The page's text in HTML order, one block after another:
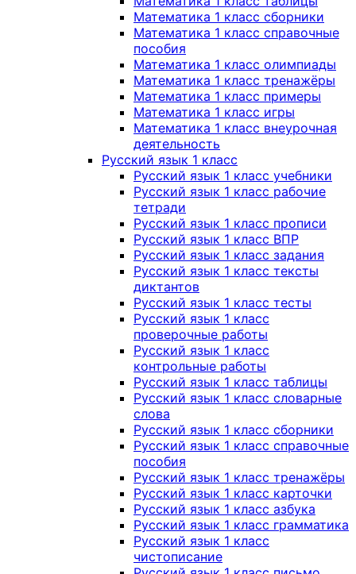
Математика 1 класс сборники
Математика 1 класс справочные
пособия
Математика 1 класс олимпиады
Математика 1 класс тренажёры
Математика 1 класс примеры
Математика 1 класс игры
Математика 1 класс внеурочная
деятельность
Русский язык 1 класс
Русский язык 1 класс учебники
Русский язык 1 класс рабочие
тетради
Русский язык 1 класс прописи
Русский язык 1 класс ВПР
Русский язык 1 класс задания
Русский язык 1 класс тексты
диктантов
Русский язык 1 класс тесты
Русский язык 1 класс
проверочные работы
Русский язык 1 класс
контрольные работы
Русский язык 1 класс таблицы
Русский язык 1 класс словарные
слова
Русский язык 1 класс сборники
Русский язык 1 класс справочные
пособия
Русский язык 1 класс тренажёры
Русский язык 1 класс карточки
Русский язык 1 класс азбука
Русский язык 1 класс грамматика
Русский язык 1 класс
чистописание